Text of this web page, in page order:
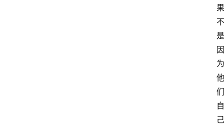
果
不
是
因
为
他
们
自
己